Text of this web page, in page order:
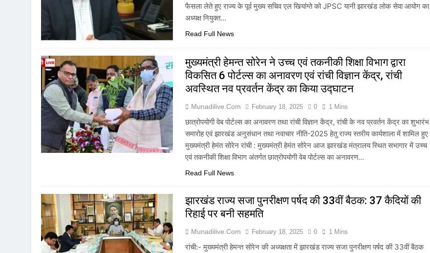
फैसला लेते हुए राज्य के पूर्व मुख्य सचिव एल खियांग्ते को JPSC यानी झारखंड लोक सेवा आयोग का
अध्यक्ष नियुक्त…
Read Full News
मुख्यमंत्री हेमन्त सोरेन ने उच्च एवं तकनीकी शिक्षा विभाग द्वारा
विकसित 6 पोर्टल्स का अनावरण एवं रांची विज्ञान केंद्र, रांची
अवस्थित नव प्रवर्तन केंद्र का किया उद्घाटन
Munadilive.com February 18, 2025 0 1 Mins
छात्रोपयोगी वेब पोर्टल्स का अनावरण तथा रांची विज्ञान केंद्र, रांची के नव प्रवर्तन केंद्र का शुभारंभ
समारोह एवं झारखंड अनुसंधान तथा नवाचार नीति-2025 हेतु राज्य स्तरीय कार्यशाला में शामिल हुए
मुख्यमंत्री हेमंत सोरेन रांची : मुख्यमंत्री हेमंत सोरेन आज झारखंड मंत्रालय स्थित सभागार में उच्च
एवं तकनीकी शिक्षा विभाग अंतर्गत छात्रोपयोगी वेब पोर्टल्स का अनावरण…
Read Full News
झारखंड राज्य सजा पुनरीक्षण पर्षद की 33वीं बैठक: 37 कैदियों की
रिहाई पर बनी सहमति
Munadilive.com February 18, 2025 0 1 Mins
रांची:- मुख्यमंत्री हेमन्त सोरेन की अध्यक्षता में झारखंड राज्य सजा पुनरीक्षण पर्षद की 33वीं बैठक